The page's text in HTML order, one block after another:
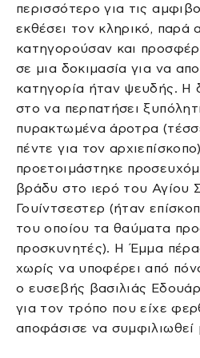
περισσότερο για τις
εκθέσει τον κληρικό, παρά
κατηγορούσαν και
σε μια δοκιμασία για να
κατηγορία ήταν ψευδής. Η
στο να περπατήσει
πυρακτωμένα άροτρα
πέντε για τον
προετοιμάστηκε
βράδυ στο ιερό του Αγίου
Γουίντσεστερ (ήταν
του οποίου τα θαύματα
προσκυνητές). Η Έμμα
χωρίς να υποφέρει από
ο ευσεβής βασιλιάς
για τον τρόπο που είχε
αποφάσισε να συμφιλιωθεί